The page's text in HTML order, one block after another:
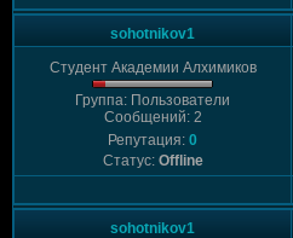
sohotnikov1
Студент Академии Алхимиков
Группа: Пользователи
Сообщений: 2
Репутация: 0
Статус: Offline
sohotnikov1